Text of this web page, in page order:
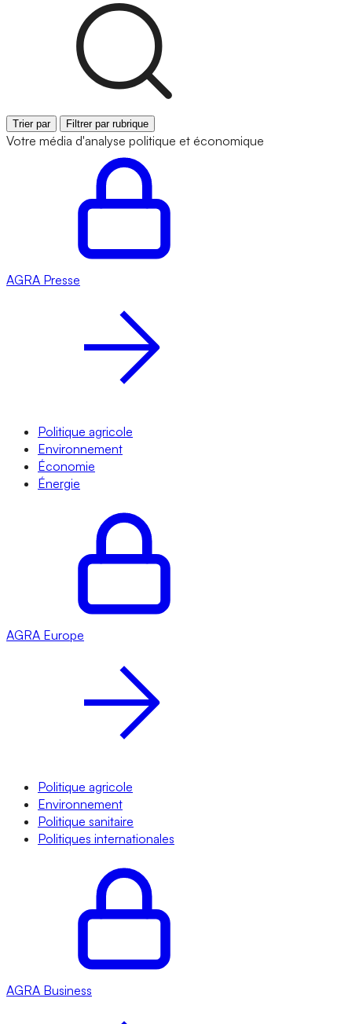
Trier par Filtrer par rubrique
Votre média d'analyse politique et économique
AGRA Presse
Politique agricole
Environnement
Économie
Énergie
AGRA Europe
Politique agricole
Environnement
Politique sanitaire
Politiques internationales
AGRA Business